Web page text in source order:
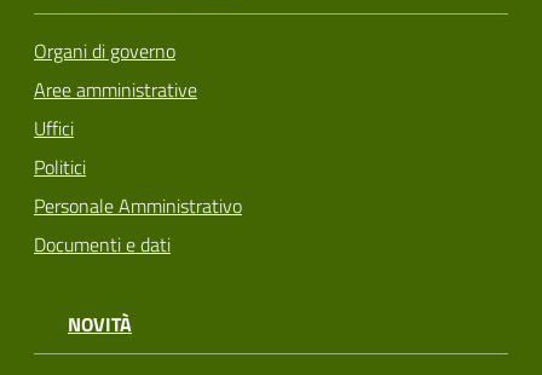
Organi di governo
Aree amministrative
Uffici
Politici
Personale Amministrativo
Documenti e dati
NOVITÀ